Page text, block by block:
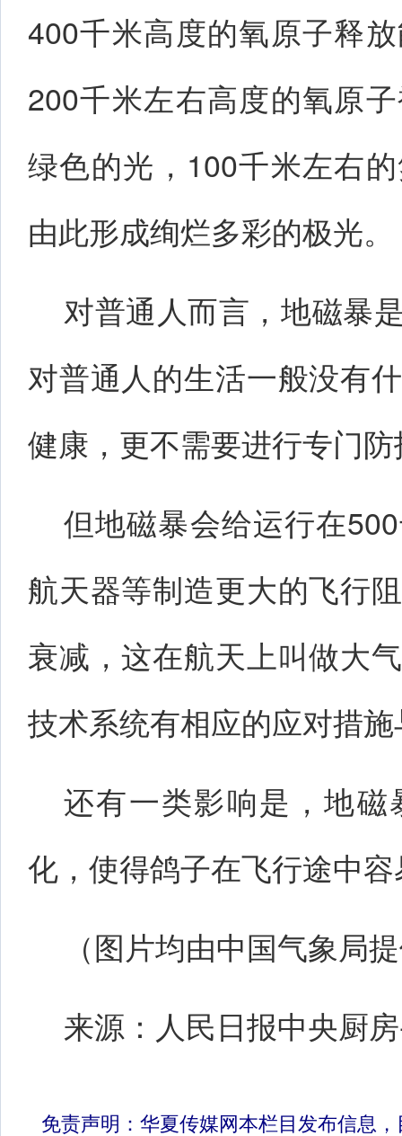
400千米高度的氧原子释
200千米左右高度的氧原
绿色的光，100千米左右
由此形成绚烂多彩的极光。
对普通人而言，地磁暴
对普通人的生活一般没有
健康，更不需要进行专门
但地磁暴会给运行在
航天器等制造更大的飞行
衰减，这在航天上叫做大
技术系统有相应的应对措
还有一类影响是，地
化，使得鸽子在飞行途中
（图片均由中国气象局
来源：人民日报中央厨
免责声明：华夏传媒网本栏目发布信息